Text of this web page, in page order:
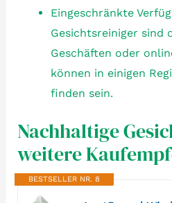
Eingeschränkte
Gesichtsreiniger sind
Geschäften oder
können in einigen
finden sein.
Nachhaltige
weitere
BESTSELLER NR. 8